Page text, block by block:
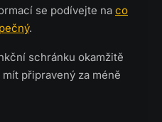
se podívejte na co
.
schránku okamžitě
připravený za méně